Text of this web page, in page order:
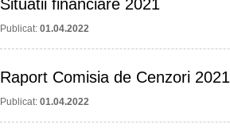
Situatii financiare 2021
Publicat: 01.04.2022
Raport Comisia de Cenzori 2021
Publicat: 01.04.2022